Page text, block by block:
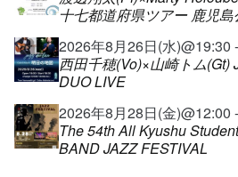
十七都道府県ツアー 鹿児島
2026年8月26日(水)@19:30
西田千穂(Vo)×山崎トム(Gt)
DUO LIVE
2026年8月28日(金)@12:00
The 54th All Kyushu
BAND JAZZ FESTIVAL